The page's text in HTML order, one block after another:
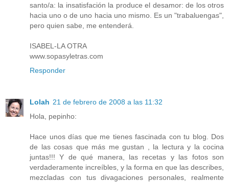
santo/a: la insatisfación la produce el desamor: de los otros
hacia uno o de uno hacia uno mismo. Es un "trabaluengas",
pero quien sabe, me entenderá.
ISABEL-LA OTRA
www.sopasyletras.com
Responder
Lolah 21 de febrero de 2008 a las 11:32
Hola, pepinho:
Hace unos días que me tienes fascinada con tu blog. Dos
de las cosas que más me gustan , la lectura y la cocina
juntas!!! Y de qué manera, las recetas y las fotos son
verdaderamente increíbles, y la forma en que las describes,
mezcladas con tus divagaciones personales, realmente